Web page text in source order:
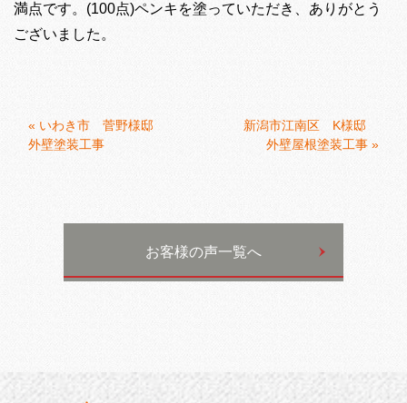
満点です。(100点)ペンキを塗っていただき、ありがとう
ございました。
« いわき市 菅野様邸
外壁塗装工事
新潟市江南区 K様邸
外壁屋根塗装工事 »
お客様の声一覧へ